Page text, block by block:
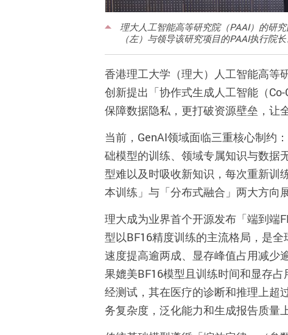
理大人工智能高等研究院（PAAI）的研
（左）与领导该研究项目的PAAI执行院
香港理工大学（理大）人工智能高等
创新提出「协作式生成人工智能（
保障数据隐私，更打破资源壁垒，让
当前， GenAI领域面临三重核心制约
础模型的训练、领域专属知识与数据
型难以及时吸收新知识，每次重新训
本训练」与「分布式融合」两大方向
理大成为业界首个开源发布「端到端
型以BF16精度训练的主流格局，是
速度提高逾两成、显存峰值占用减少
果媲美BF16模型且训练时间和显存
经测试，其在医疗的诊断和推理上超
务复杂度，泛化能力和生成报告质量